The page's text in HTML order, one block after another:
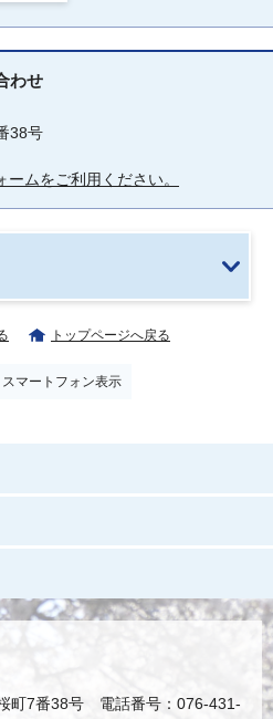
わせ
38号
ムをご利用ください。
トップページへ戻る
スマートフォン表示
町7番38号 電話番号：076-431-